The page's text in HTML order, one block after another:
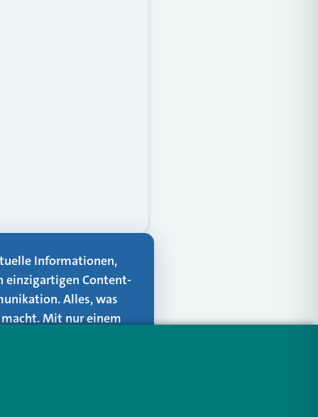
Informationen,
einzigartigen Content-
Alles, was
Mit nur einem